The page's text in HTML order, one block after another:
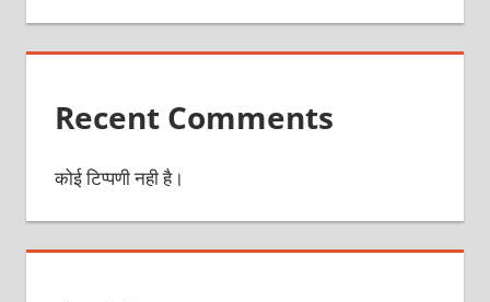
Recent Comments
कोई टिप्पणी नही है।